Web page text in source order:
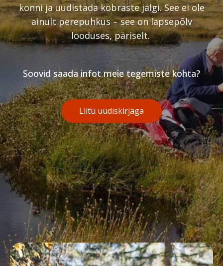
konni ja uudistada kobraste jälgi. See ei ole
ainult perepuhkus – see on lapsepõlv
looduses, päriselt.
Soovid saada infot meie tegemiste kohta?
Liitu uudiskirjaga